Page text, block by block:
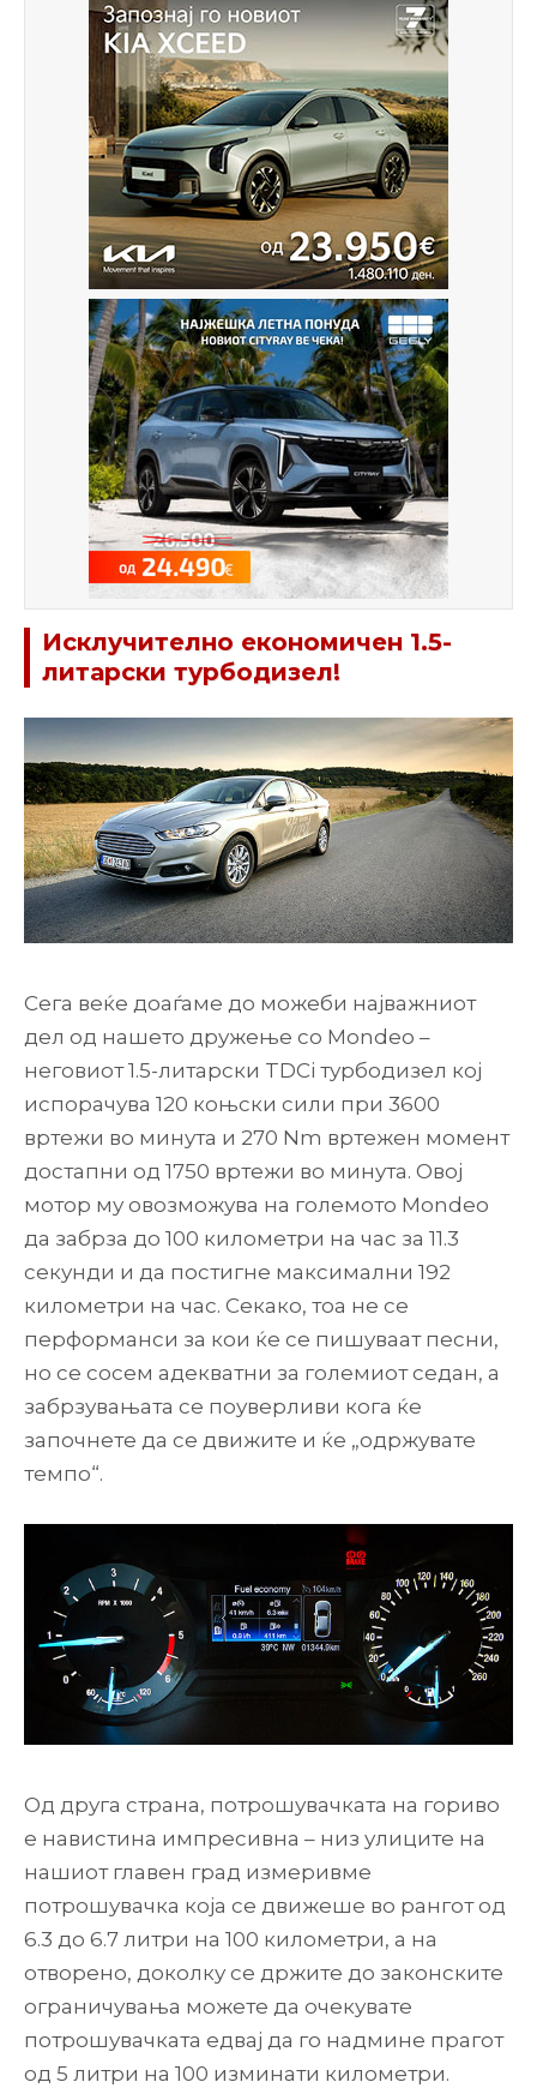
Исклучително економичен 1.5-
литарски турбодизел!
Сега веќе доаѓаме до можеби најважниот
дел од нашето дружење со Mondeo –
неговиот 1.5-литарски TDCi турбодизел кој
испорачува 120 коњски сили при 3600
вртежи во минута и 270 Nm вртежен момент
достапни од 1750 вртежи во минута. Овој
мотор му овозможува на големото Mondeo
да забрза до 100 километри на час за 11.3
секунди и да постигне максимални 192
километри на час. Секако, тоа не се
перформанси за кои ќе се пишуваат песни,
но се сосем адекватни за големиот седан, а
забрзувањата се поуверливи кога ќе
започнете да се движите и ќе „одржувате
темпо“.
Од друга страна, потрошувачката на гориво
е навистина импресивна – низ улиците на
нашиот главен град измеривме
потрошувачка која се движеше во рангот од
6.3 до 6.7 литри на 100 километри, а на
отворено, доколку се држите до законските
ограничувања можете да очекувате
потрошувачката едвај да го надмине прагот
од 5 литри на 100 изминати километри.